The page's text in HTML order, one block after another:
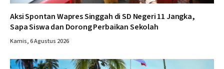
Aksi Spontan Wapres Singgah di SD Negeri 11 Jangka,
Sapa Siswa dan Dorong Perbaikan Sekolah
Kamis, 6 Agustus 2026